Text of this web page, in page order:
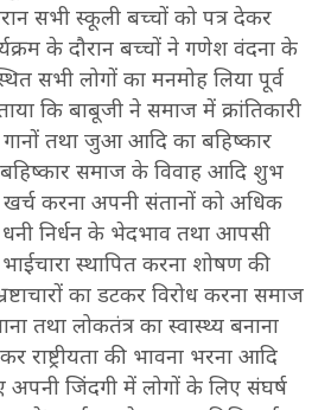
सभी स्कूली बच्चों को पत्र देकर
के दौरान बच्चों ने गणेश वंदना के
सभी लोगों का मनमोह लिया पूर्व
कि बाबूजी ने समाज में क्रांतिकारी
तथा जुआ आदि का बहिष्कार
बहिष्कार समाज के विवाह आदि शुभ
करना अपनी संतानों को अधिक
धनी निर्धन के भेदभाव तथा आपसी
स्थापित करना शोषण की
का डटकर विरोध करना समाज
तथा लोकतंत्र का स्वास्थ्य बनाना
राष्ट्रीयता की भावना भरना आदि
जिंदगी में लोगों के लिए संघर्ष